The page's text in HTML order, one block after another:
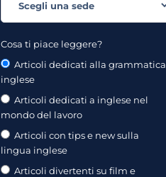
Cosa ti piace leggere?
Articoli dedicati alla grammatica
inglese
Articoli dedicati a inglese nel
mondo del lavoro
Articoli con tips e new sulla
lingua inglese
Articoli divertenti su film e